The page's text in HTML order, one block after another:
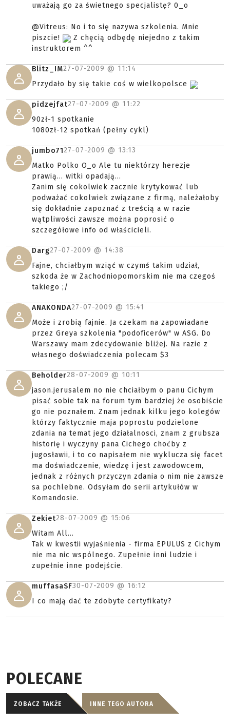
uważają go za świetnego specjalistę? 0_o
@Vitreus: No i to się nazywa szkolenia. Mnie
piszcie!
Z chęcią odbędę niejedno z takim
instruktorem ^^
Blitz_IM27-07-2009 @ 11:14
Przydało by się takie coś w wielkopolsce
pidzejfat27-07-2009 @ 11:22
90zł-1 spotkanie
1080zł-12 spotkań (pełny cykl)
jumbo7127-07-2009 @ 13:13
Matko Polko O_o Ale tu niektórzy herezje
prawią... witki opadają...
Zanim się cokolwiek zacznie krytykować lub
podważać cokolwiek związane z firmą, należałoby
się dokładnie zapoznać z treścią a w razie
wątpliwości zawsze można poprosić o
szczegółowe info od właścicieli.
Darg27-07-2009 @ 14:38
Fajne, chciałbym wziąć w czymś takim udział,
szkoda że w Zachodniopomorskim nie ma czegoś
takiego ;/
ANAKONDA27-07-2009 @ 15:41
Może i zrobią fajnie. Ja czekam na zapowiadane
przez Greya szkolenia "podoficerów" w ASG. Do
Warszawy mam zdecydowanie bliżej. Na razie z
własnego doświadczenia polecam $3
Beholder28-07-2009 @ 10:11
jason.jerusalem no nie chciałbym o panu Cichym
pisać sobie tak na forum tym bardziej że osobiście
go nie poznałem. Znam jednak kilku jego kolegów
którzy faktycznie maja poprostu podzielone
zdania na temat jego działalnosci, znam z grubsza
historię i wyczyny pana Cichego choćby z
jugosławii, i to co napisałem nie wyklucza się facet
ma doświadczenie, wiedzę i jest zawodowcem,
jednak z różnych przyczyn zdania o nim nie zawsze
sa pochlebne. Odsyłam do serii artykułów w
Komandosie.
Zekiet28-07-2009 @ 15:06
Witam All...
Tak w kwestii wyjaśnienia - firma EPULUS z Cichym
nie ma nic wspólnego. Zupełnie inni ludzie i
zupełnie inne podejście.
muffasaSF30-07-2009 @ 16:12
I co mają dać te zdobyte certyfikaty?
POLECANE
ZOBACZ TAKŻE INNE TEGO AUTORA